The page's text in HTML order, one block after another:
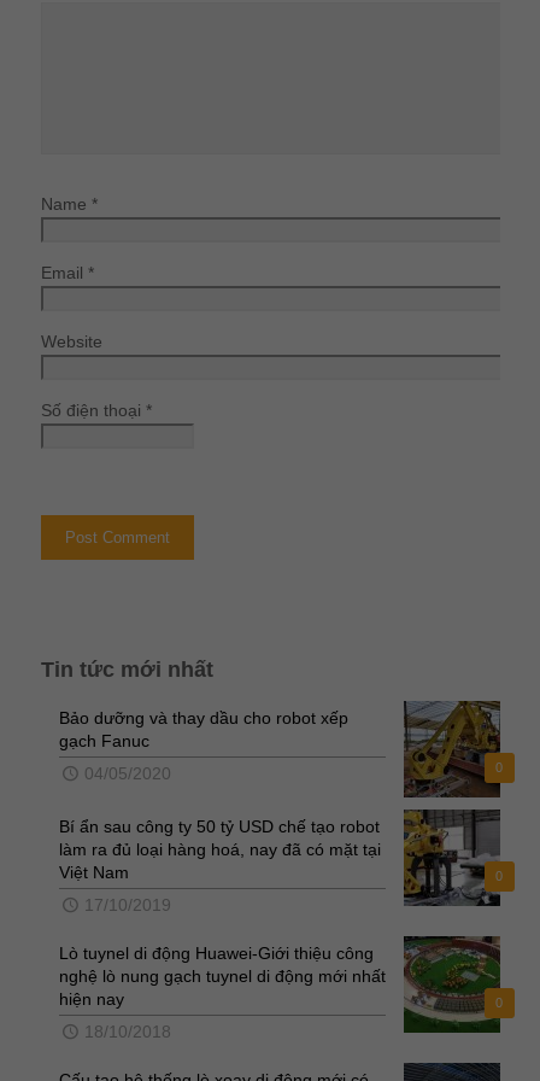
Name *
Email *
Website
Số điện thoại *
Tin tức mới nhất
0
Bảo dưỡng và thay dầu cho robot xếp
gạch Fanuc
04/05/2020
0
Bí ẩn sau công ty 50 tỷ USD chế tạo robot
làm ra đủ loại hàng hoá, nay đã có mặt tại
Việt Nam
17/10/2019
0
Lò tuynel di động Huawei-Giới thiệu công
nghệ lò nung gạch tuynel di động mới nhất
hiện nay
18/10/2018